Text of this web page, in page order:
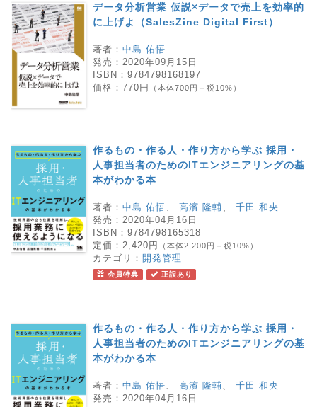
データ分析営業 仮説×データで売上を効率的
に上げよ（SalesZine Digital First）
著者： 中島 佑悟
発売： 2020年09月15日
ISBN： 9784798168197
価格： 770円 （本体700円＋税10%）
作るもの・作る人・作り方から学ぶ 採用・
人事担当者のためのITエンジニアリングの基
本がわかる本
著者： 中島 佑悟、 高濱 隆輔、 千田 和央
発売： 2020年04月16日
ISBN： 9784798165318
定価： 2,420円 （本体2,200円＋税10%）
カテゴリ： 開発管理
会員特典 正誤あり
作るもの・作る人・作り方から学ぶ 採用・
人事担当者のためのITエンジニアリングの基
本がわかる本
著者： 中島 佑悟、 高濱 隆輔、 千田 和央
発売： 2020年04月16日